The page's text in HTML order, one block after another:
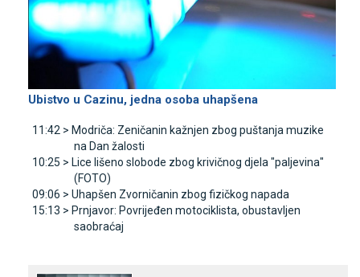
Ubistvo u Cazinu, jedna osoba uhapšena
11:42 > Modriča: Zeničanin kažnjen zbog puštanja muzike
na Dan žalosti
10:25 > Lice lišeno slobode zbog krivičnog djela "paljevina"
(FOTO)
09:06 > Uhapšen Zvorničanin zbog fizičkog napada
15:13 > Prnjavor: Povrijeđen motociklista, obustavljen
saobraćaj